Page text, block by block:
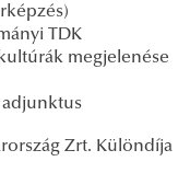
TDK
megjelenése
adjunktus
Zrt. Különdíja